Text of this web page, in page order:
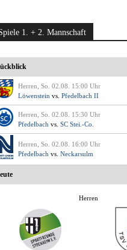
1. + 2. Mannschaft
Herren, So. 02.08. 15:00 Uhr
Löwenstein vs. Pfedelbach II
Herren, So. 02.08. 15:30 Uhr
Pfedelbach vs. SC Stei.-Co.
Herren, So. 02.08. 16:00 Uhr
Pfedelbach vs. Neckarsulm
Herren